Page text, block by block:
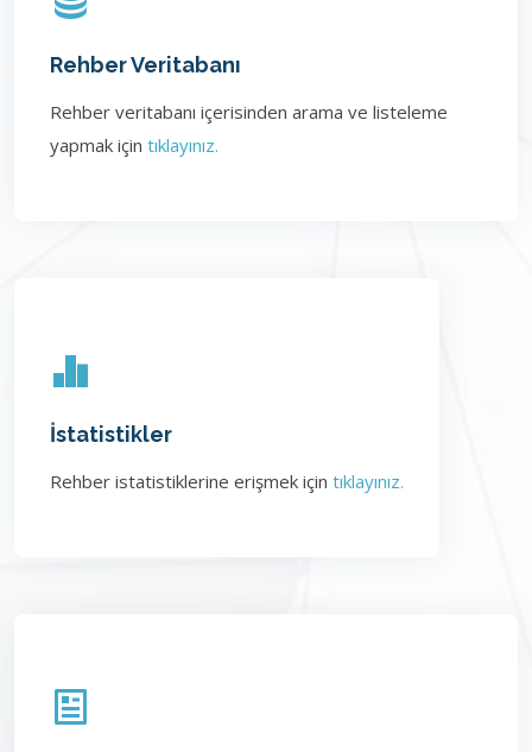
Rehber Veritabanı
Rehber veritabanı içerisinden arama ve listeleme
yapmak için tıklayınız.
İstatistikler
Rehber istatistiklerine erişmek için tıklayınız.